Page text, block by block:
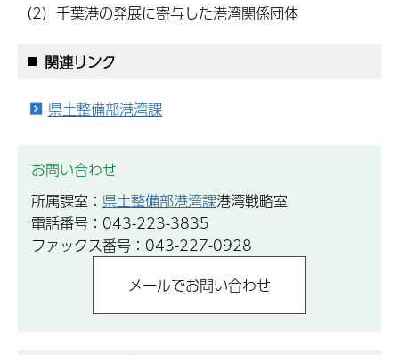
（2）千葉港の発展に寄与した港湾関係団体
関連リンク
県土整備部港湾課
お問い合わせ
所属課室： 県土整備部港湾課港湾戦略室
電話番号：043-223-3835
ファックス番号：043-227-0928